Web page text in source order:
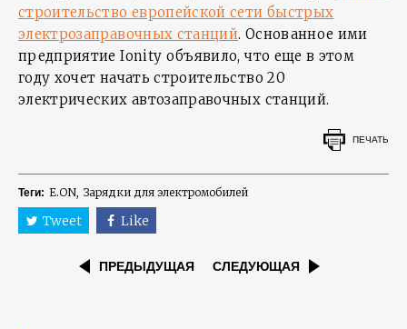
строительство европейской сети быстрых
электрозаправочных станций. Основанное ими
предприятие Ionity объявило, что еще в этом
году хочет начать строительство 20
электрических автозаправочных станций.
ПЕЧАТЬ
Теги: E.ON Зарядки для электромобилей
Tweet Like
ПРЕДЫДУЩАЯ СЛЕДУЮЩАЯ